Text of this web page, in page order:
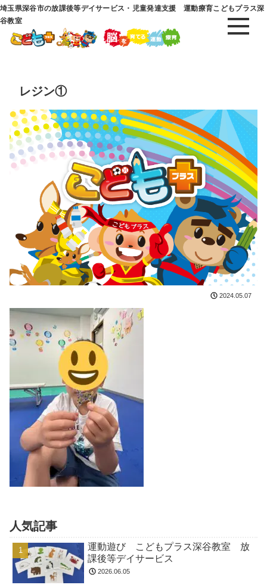
埼玉県深谷市の放課後等デイサービス・児童発達支援 運動療育こどもプラス深
谷教室
レジン①
2024.05.07
人気記事
運動遊び こどもプラス深谷教室 放
課後等デイサービス
2026.06.05